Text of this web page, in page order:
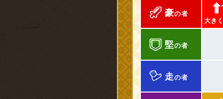
豪の者
大き
堅の者
走の者